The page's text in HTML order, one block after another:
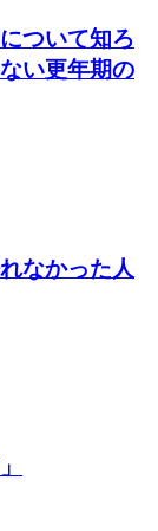
ついて知ろ
い更年期の
なかった人